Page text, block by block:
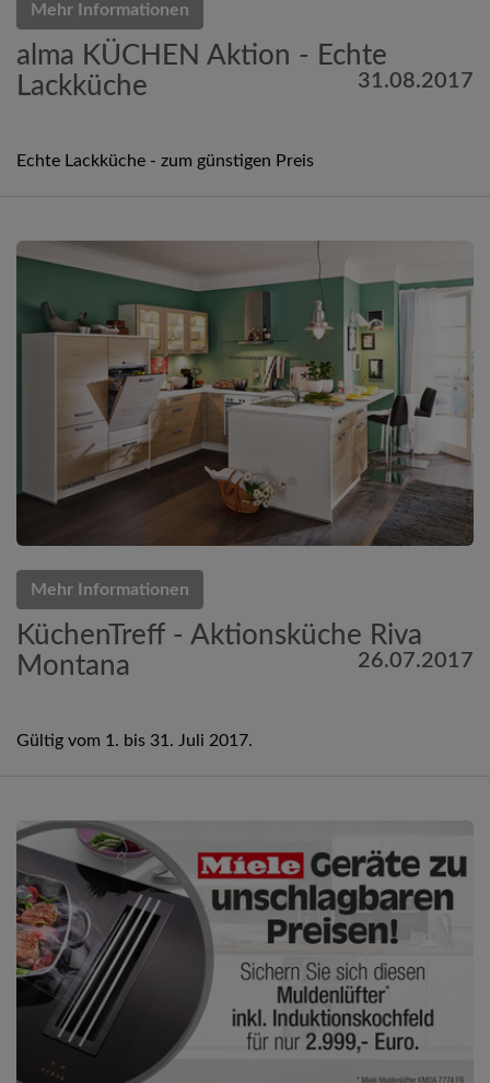
Mehr Informationen
alma KÜCHEN Aktion - Echte
Lackküche
31.08.2017
Echte Lackküche - zum günstigen Preis
Mehr Informationen
KüchenTreff - Aktionsküche Riva
Montana
26.07.2017
Gültig vom 1. bis 31. Juli 2017.